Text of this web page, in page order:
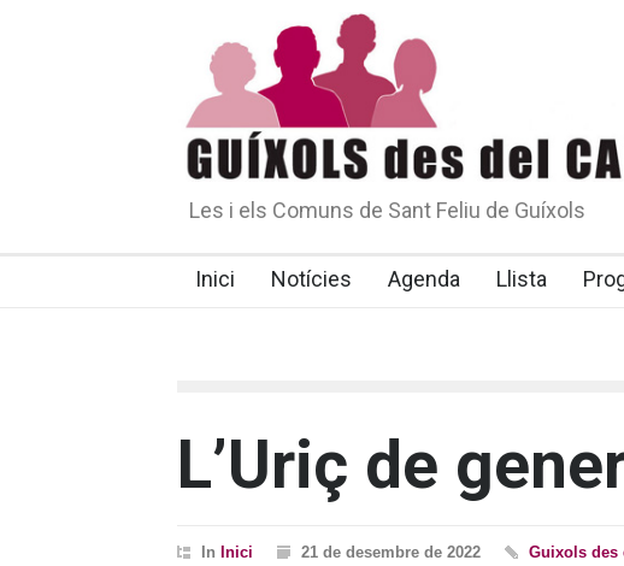
Les i els Comuns de Sant Feliu de Guíxols
Inici Notícies Agenda Llista
L’Uriç de
In Inici 21 de desembre de 2022 Guixols des